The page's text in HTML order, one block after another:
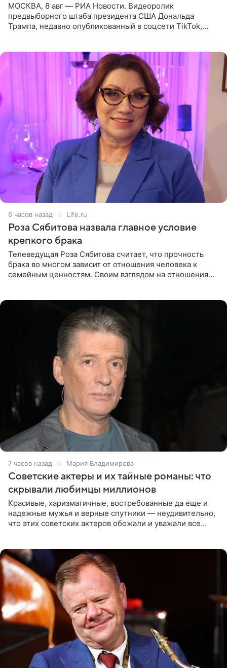
МОСКВА, 8 авг — РИА Новости. Видеоролик
предвыборного штаба президента США Дональда
Трампа, недавно опубликованный в соцсети TikTok,
6 часов назад Life.ru
Роза Сябитова назвала главное условие
крепкого брака
Телеведущая Роза Сябитова считает, что прочность
брака во многом зависит от отношения человека к
семейным ценностям. Своим взглядом на отношения
7 часов назад Мария Владимирова
Советские актеры и их тайные романы: что
скрывали любимцы миллионов
Красивые, харизматичные, востребованные да еще и
надежные мужья и верные спутники — неудивительно,
что этих советских актеров обожали и уважали все